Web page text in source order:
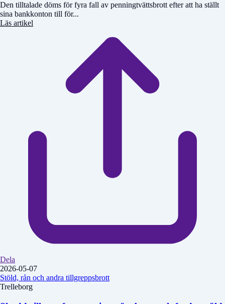
Den tilltalade döms för fyra fall av penningtvättsbrott efter att ha ställt
sina bankkonton till för...
Läs artikel
Dela
2026-05-07
Stöld, rån och andra tillgreppsbrott
Trelleborg